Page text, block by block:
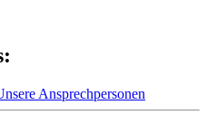
Ansprechpersonen